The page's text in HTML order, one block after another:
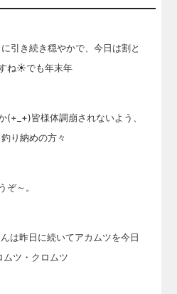
引き続き穏やかで、今日は割と
ね☀でも年末年
(+_+)皆様体調崩されないよう、
り納めの方々
ぞ～。
は昨日に続いてアカムツを今日
ツ・クロムツ